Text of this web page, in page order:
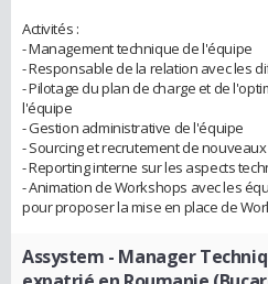
Activités :
- Management technique de l'équipe
- Responsable de la relation avec les
- Pilotage du plan de charge et de
l'équipe
- Gestion administrative de l'équipe
- Sourcing et recrutement de
- Reporting interne sur les aspects
- Animation de Workshops avec les
pour proposer la mise en place de
Assystem - Manager